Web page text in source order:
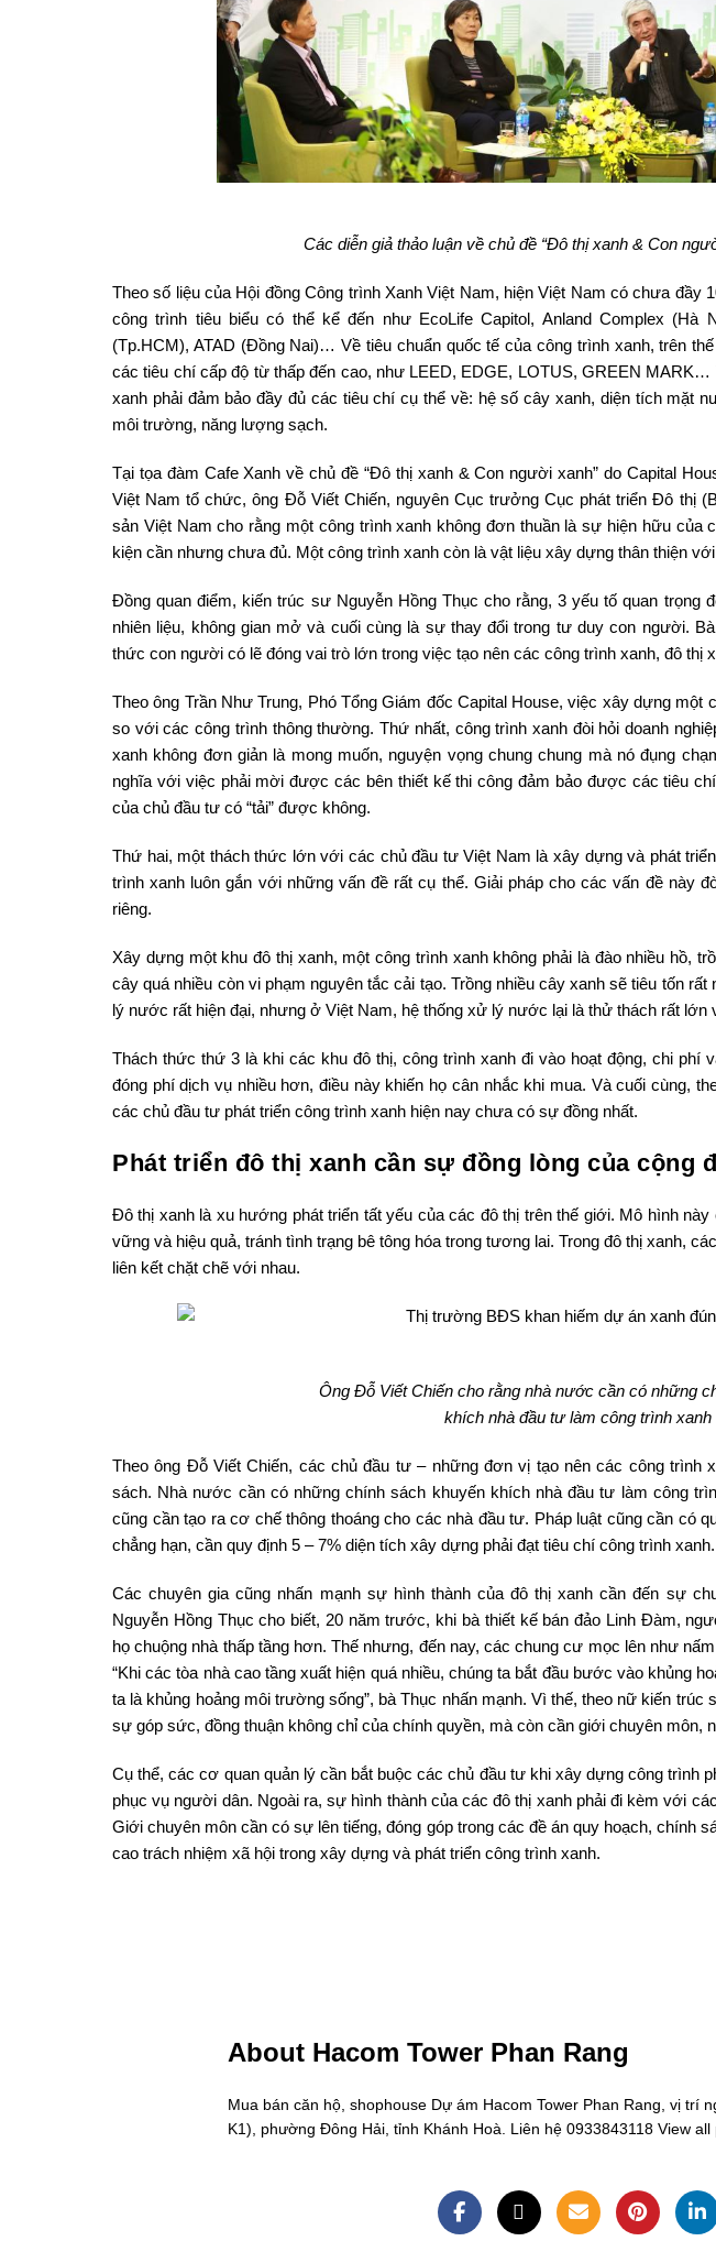
Các diễn giả thảo luận về chủ đề “Đô thị xanh & Con
Theo số liệu của Hội đồng Công trình Xanh Việt Nam, hiện Việt Nam có chưa đầy
công trình tiêu biểu có thể kể đến như EcoLife Capitol, Anland Complex (Hà
(Tp.HCM), ATAD (Đồng Nai)… Về tiêu chuẩn quốc tế của công trình xanh, trên
các tiêu chí cấp độ từ thấp đến cao, như LEED, EDGE, LOTUS, GREEN MARK…
xanh phải đảm bảo đầy đủ các tiêu chí cụ thể về: hệ số cây xanh, diện tích mặt
môi trường, năng lượng sạch.
Tại tọa đàm Cafe Xanh về chủ đề “Đô thị xanh & Con người xanh” do Capital
Việt Nam tổ chức, ông Đỗ Viết Chiến, nguyên Cục trưởng Cục phát triển Đô thị
sản Việt Nam cho rằng một công trình xanh không đơn thuần là sự hiện hữu
kiện cần nhưng chưa đủ. Một công trình xanh còn là vật liệu xây dựng thân thiện
Đồng quan điểm, kiến trúc sư Nguyễn Hồng Thục cho rằng, 3 yếu tố quan trọng
nhiên liệu, không gian mở và cuối cùng là sự thay đổi trong tư duy con người.
thức con người có lẽ đóng vai trò lớn trong việc tạo nên các công trình xanh, đô thị
Theo ông Trần Như Trung, Phó Tổng Giám đốc Capital House, việc xây dựng một
so với các công trình thông thường. Thứ nhất, công trình xanh đòi hỏi doanh
xanh không đơn giản là mong muốn, nguyện vọng chung chung mà nó đụng
nghĩa với việc phải mời được các bên thiết kế thi công đảm bảo được các tiêu
của chủ đầu tư có “tải” được không.
Thứ hai, một thách thức lớn với các chủ đầu tư Việt Nam là xây dựng và phát
trình xanh luôn gắn với những vấn đề rất cụ thể. Giải pháp cho các vấn đề này
riêng.
Xây dựng một khu đô thị xanh, một công trình xanh không phải là đào nhiều hồ,
cây quá nhiều còn vi phạm nguyên tắc cải tạo. Trồng nhiều cây xanh sẽ tiêu tốn
lý nước rất hiện đại, nhưng ở Việt Nam, hệ thống xử lý nước lại là thử thách rất lớn
Thách thức thứ 3 là khi các khu đô thị, công trình xanh đi vào hoạt động, chi phí
đóng phí dịch vụ nhiều hơn, điều này khiến họ cân nhắc khi mua. Và cuối cùng,
các chủ đầu tư phát triển công trình xanh hiện nay chưa có sự đồng nhất.
Phát triển đô thị xanh cần sự đồng lòng của cộng
Đô thị xanh là xu hướng phát triển tất yếu của các đô thị trên thế giới. Mô hình này
vững và hiệu quả, tránh tình trạng bê tông hóa trong tương lai. Trong đô thị xanh,
liên kết chặt chẽ với nhau.
Ông Đỗ Viết Chiến cho rằng nhà nước cần có những
khích nhà đầu tư làm công trình xanh
Theo ông Đỗ Viết Chiến, các chủ đầu tư – những đơn vị tạo nên các công trình
sách. Nhà nước cần có những chính sách khuyến khích nhà đầu tư làm công
cũng cần tạo ra cơ chế thông thoáng cho các nhà đầu tư. Pháp luật cũng cần có
chẳng hạn, cần quy định 5 – 7% diện tích xây dựng phải đạt tiêu chí công trình xanh.
Các chuyên gia cũng nhấn mạnh sự hình thành của đô thị xanh cần đến sự
Nguyễn Hồng Thục cho biết, 20 năm trước, khi bà thiết kế bán đảo Linh Đàm,
họ chuộng nhà thấp tầng hơn. Thế nhưng, đến nay, các chung cư mọc lên như
“Khi các tòa nhà cao tầng xuất hiện quá nhiều, chúng ta bắt đầu bước vào khủng
ta là khủng hoảng môi trường sống”, bà Thục nhấn mạnh. Vì thế, theo nữ kiến
sự góp sức, đồng thuận không chỉ của chính quyền, mà còn cần giới chuyên môn,
Cụ thể, các cơ quan quản lý cần bắt buộc các chủ đầu tư khi xây dựng công trình
phục vụ người dân. Ngoài ra, sự hình thành của các đô thị xanh phải đi kèm với
Giới chuyên môn cần có sự lên tiếng, đóng góp trong các đề án quy hoạch, chính
cao trách nhiệm xã hội trong xây dựng và phát triển công trình xanh.
About Hacom Tower Phan Rang
Mua bán căn hộ, shophouse Dự ám Hacom Tower Phan Rang, vị trí
K1), phường Đông Hải, tỉnh Khánh Hoà. Liên hệ 0933843118 View all